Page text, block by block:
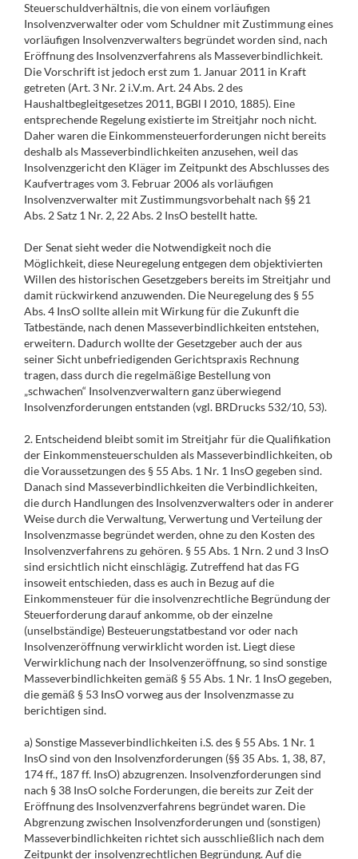
Steuerschuldverhältnis, die von einem vorläufigen
Insolvenzverwalter oder vom Schuldner mit Zustimmung eines
vorläufigen Insolvenzverwalters begründet worden sind, nach
Eröffnung des Insolvenzverfahrens als Masseverbindlichkeit.
Die Vorschrift ist jedoch erst zum 1. Januar 2011 in Kraft
getreten (Art. 3 Nr. 2 i.V.m. Art. 24 Abs. 2 des
Haushaltbegleitgesetzes 2011, BGBl I 2010, 1885). Eine
entsprechende Regelung existierte im Streitjahr noch nicht.
Daher waren die Einkommensteuerforderungen nicht bereits
deshalb als Masseverbindlichkeiten anzusehen, weil das
Insolvenzgericht den Kläger im Zeitpunkt des Abschlusses des
Kaufvertrages vom 3. Februar 2006 als vorläufigen
Insolvenzverwalter mit Zustimmungsvorbehalt nach §§ 21
Abs. 2 Satz 1 Nr. 2, 22 Abs. 2 InsO bestellt hatte.
Der Senat sieht weder die Notwendigkeit noch die
Möglichkeit, diese Neuregelung entgegen dem objektivierten
Willen des historischen Gesetzgebers bereits im Streitjahr und
damit rückwirkend anzuwenden. Die Neuregelung des § 55
Abs. 4 InsO sollte allein mit Wirkung für die Zukunft die
Tatbestände, nach denen Masseverbindlichkeiten entstehen,
erweitern. Dadurch wollte der Gesetzgeber auch der aus
seiner Sicht unbefriedigenden Gerichtspraxis Rechnung
tragen, dass durch die regelmäßige Bestellung von
„schwachen“ Insolvenzverwaltern ganz überwiegend
Insolvenzforderungen entstanden (vgl. BRDrucks 532/10, 53).
2. Entscheidend bleibt somit im Streitjahr für die Qualifikation
der Einkommensteuerschulden als Masseverbindlichkeiten, ob
die Voraussetzungen des § 55 Abs. 1 Nr. 1 InsO gegeben sind.
Danach sind Masseverbindlichkeiten die Verbindlichkeiten,
die durch Handlungen des Insolvenzverwalters oder in anderer
Weise durch die Verwaltung, Verwertung und Verteilung der
Insolvenzmasse begründet werden, ohne zu den Kosten des
Insolvenzverfahrens zu gehören. § 55 Abs. 1 Nrn. 2 und 3 InsO
sind ersichtlich nicht einschlägig. Zutreffend hat das FG
insoweit entschieden, dass es auch in Bezug auf die
Einkommensteuer für die insolvenzrechtliche Begründung der
Steuerforderung darauf ankomme, ob der einzelne
(unselbständige) Besteuerungstatbestand vor oder nach
Insolvenzeröffnung verwirklicht worden ist. Liegt diese
Verwirklichung nach der Insolvenzeröffnung, so sind sonstige
Masseverbindlichkeiten gemäß § 55 Abs. 1 Nr. 1 InsO gegeben,
die gemäß § 53 InsO vorweg aus der Insolvenzmasse zu
berichtigen sind.
a) Sonstige Masseverbindlichkeiten i.S. des § 55 Abs. 1 Nr. 1
InsO sind von den Insolvenzforderungen (§§ 35 Abs. 1, 38, 87,
174 ff., 187 ff. InsO) abzugrenzen. Insolvenzforderungen sind
nach § 38 InsO solche Forderungen, die bereits zur Zeit der
Eröffnung des Insolvenzverfahrens begründet waren. Die
Abgrenzung zwischen Insolvenzforderungen und (sonstigen)
Masseverbindlichkeiten richtet sich ausschließlich nach dem
Zeitpunkt der insolvenzrechtlichen Begründung. Auf die